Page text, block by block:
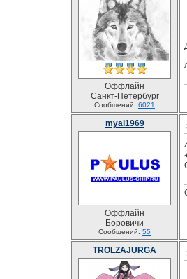
Оффлайн
Санкт-Петербург
Сообщений: 6021
myal1969
Оффлайн
Боровичи
Сообщений: 55
TROLZAJURGA